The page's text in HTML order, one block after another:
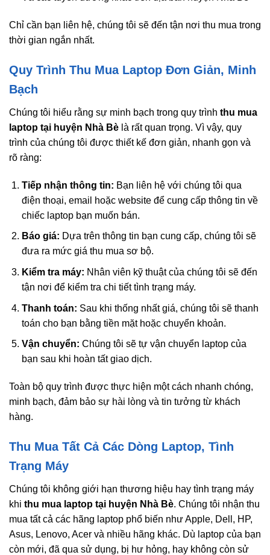
Chỉ cần bạn liên hệ, chúng tôi sẽ đến tận nơi thu mua trong
thời gian ngắn nhất.
Quy Trình Thu Mua Laptop Đơn Giản, Minh
Bạch
Chúng tôi hiểu rằng sự minh bạch trong quy trình thu mua
laptop tại huyện Nhà Bè là rất quan trọng. Vì vậy, quy
trình của chúng tôi được thiết kế đơn giản, nhanh gọn và
rõ ràng:
Tiếp nhận thông tin: Bạn liên hệ với chúng tôi qua
điện thoại, email hoặc website để cung cấp thông tin về
chiếc laptop bạn muốn bán.
Báo giá: Dựa trên thông tin bạn cung cấp, chúng tôi sẽ
đưa ra mức giá thu mua sơ bộ.
Kiểm tra máy: Nhân viên kỹ thuật của chúng tôi sẽ đến
tận nơi để kiểm tra chi tiết tình trạng máy.
Thanh toán: Sau khi thống nhất giá, chúng tôi sẽ thanh
toán cho bạn bằng tiền mặt hoặc chuyển khoản.
Vận chuyển: Chúng tôi sẽ tự vận chuyển laptop của
bạn sau khi hoàn tất giao dịch.
Toàn bộ quy trình được thực hiện một cách nhanh chóng,
minh bạch, đảm bảo sự hài lòng và tin tưởng từ khách
hàng.
Thu Mua Tất Cả Các Dòng Laptop, Tình
Trạng Máy
Chúng tôi không giới hạn thương hiệu hay tình trạng máy
khi thu mua laptop tại huyện Nhà Bè. Chúng tôi nhận thu
mua tất cả các hãng laptop phổ biến như Apple, Dell, HP,
Asus, Lenovo, Acer và nhiều hãng khác. Dù laptop của bạn
còn mới, đã qua sử dụng, bị hư hỏng, hay không còn sử